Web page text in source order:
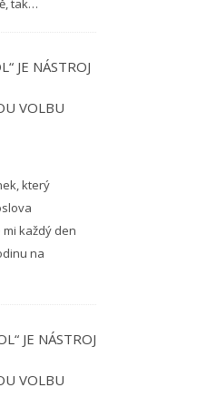
tak…
JE NÁSTROJ
VOLBU
který
každý den
na
JE NÁSTROJ
VOLBU